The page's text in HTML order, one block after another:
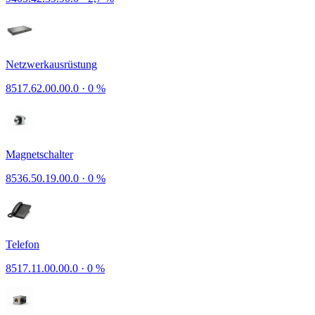
Netzwerkausrüstung
8517.62.00.00.0 · 0 %
Magnetschalter
8536.50.19.00.0 · 0 %
Telefon
8517.11.00.00.0 · 0 %